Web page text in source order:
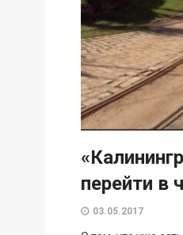
перейти в
03.05.2017